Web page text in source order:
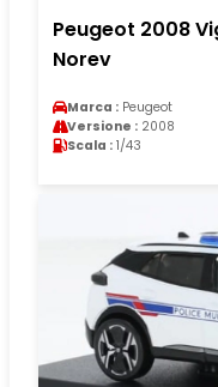
Peugeot 2008
Norev
Marca : Peugeot
Versione : 2008
Scala : 1/43